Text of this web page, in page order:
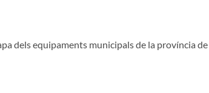
dels equipaments municipals de la província